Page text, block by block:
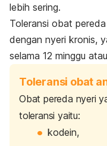
lebih sering.
Toleransi obat
dengan nyeri kronis,
selama 12 minggu
Toleransi obat
Obat pereda nyeri
toleransi yaitu:
kodein,